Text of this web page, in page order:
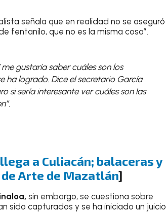
señala que en realidad no se aseguró
fentanilo, que no es la misma cosa”.
gustaría saber cuáles son los
ha logrado. Dice el secretario García
si sería interesante ver cuáles son las
a Culiacán; balaceras y
Arte de Mazatlán]
sin embargo, se cuestiona sobre
sido capturados y se ha iniciado un juicio